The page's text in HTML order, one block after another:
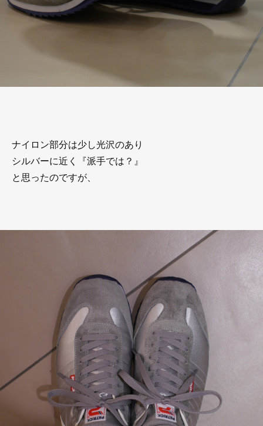
ナイロン部分は少し光沢のあり
シルバーに近く『派手では？』
と思ったのですが、